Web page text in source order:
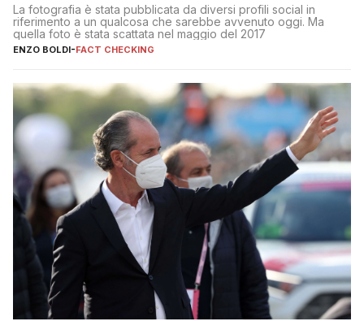
La fotografia è stata pubblicata da diversi profili social in
riferimento a un qualcosa che sarebbe avvenuto oggi. Ma
quella foto è stata scattata nel maggio del 2017
ENZO BOLDI-FACT CHECKING